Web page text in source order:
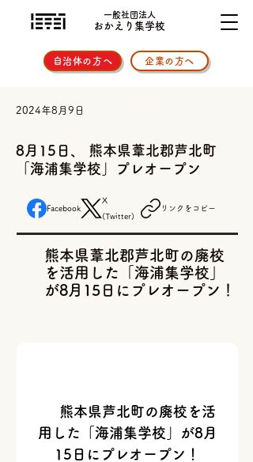
一般社団法人
おかえり集学校
自治体の方へ 企業の方へ
2024年8月9日
8月15日、 熊本県葦北郡芦北町
「海浦集学校」プレオープン
Facebook
X
(Twitter)
リンクをコピー
熊本県葦北郡芦北町の廃校
を活用した「海浦集学校」
が8月15日にプレオープン！
熊本県芦北町の廃校を活
用した「海浦集学校」が8月
15日にプレオープン！